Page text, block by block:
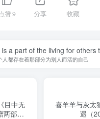
点赞9 分享 收藏
a part of the living for others
人都存在着那部分为别人而活的自己
目中无
两部曲
喜羊羊与灰太
遇（